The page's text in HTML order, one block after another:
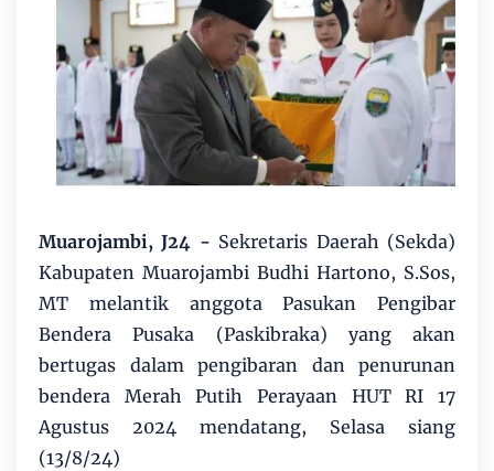
Muarojambi, J24 - Sekretaris Daerah (Sekda)
Kabupaten Muarojambi Budhi Hartono, S.Sos,
MT melantik anggota Pasukan Pengibar
Bendera Pusaka (Paskibraka) yang akan
bertugas dalam pengibaran dan penurunan
bendera Merah Putih Perayaan HUT RI 17
Agustus 2024 mendatang, Selasa siang
(13/8/24)